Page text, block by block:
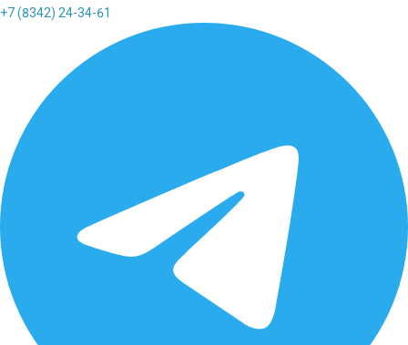
+7 (8342) 24-34-61